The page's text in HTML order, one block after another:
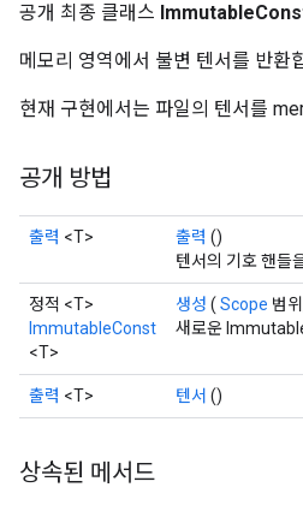
공개 최종 클래스
메모리 영역에서 불변 텐서를 반환
현재 구현에서는 파일의 텐서를
공개 방법
출력 <T> 출력 ()
텐서의 기호 핸들
정적 <T>
ImmutableConst
<T>
생성 ( Scope 범
새로운
출력 <T> 텐서 ()
상속된 메서드